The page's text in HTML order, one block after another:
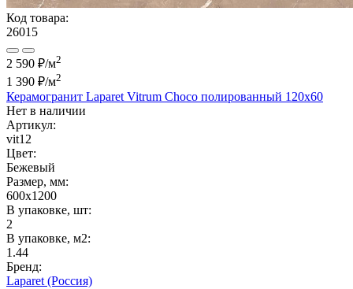
Код товара:
26015
2 590 ₽/м2
1 390 ₽/м2
Керамогранит Laparet Vitrum Choco полированный 120x60
Нет в наличии
Артикул:
vit12
Цвет:
Бежевый
Размер, мм:
600x1200
В упаковке, шт:
2
В упаковке, м2:
1.44
Бренд:
Laparet (Россия)